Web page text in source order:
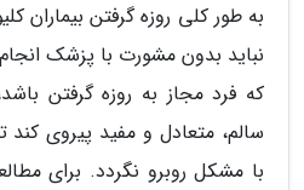
به طور کلی روزه گرفتن بیماران
نباید بدون مشورت با پزشک
که فرد مجاز به روزه گرفتن
سالم، متعادل و مفید پیروی
با مشکل روبرو نگردد. برای